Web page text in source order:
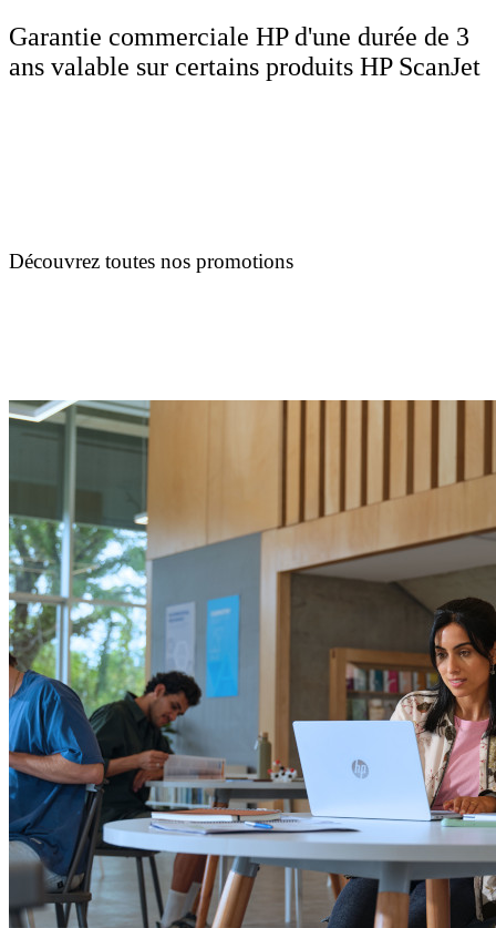
Garantie commerciale HP d'une durée de 3
ans valable sur certains produits HP ScanJet
Découvrez toutes nos promotions